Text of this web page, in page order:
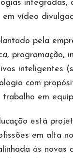
integradas,
em vídeo
pela
programação,
inteligentes
com
em
está
em alta
às novas